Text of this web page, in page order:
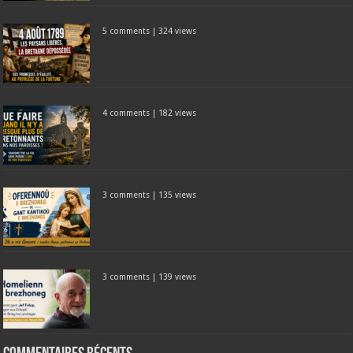
5 comments | 324 views
4 comments | 182 views
3 comments | 135 views
3 comments | 139 views